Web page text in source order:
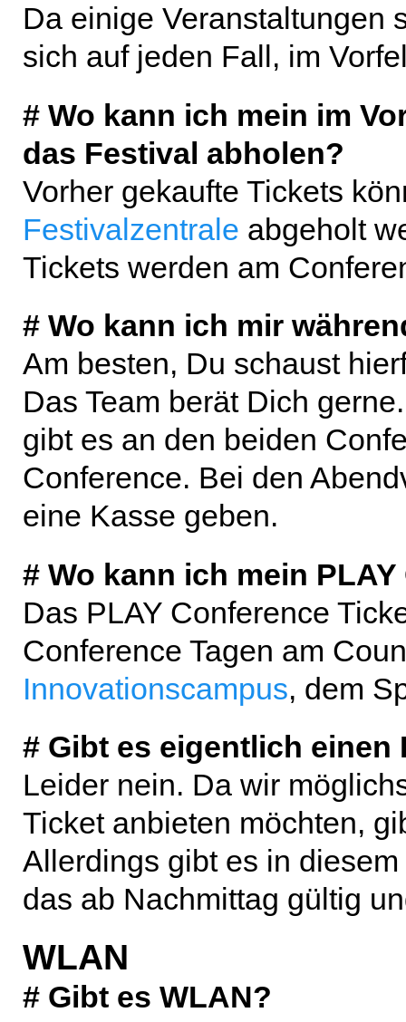
Da einige Veranstaltungen
sich auf jeden Fall, im
# Wo kann ich mein im
das Festival abholen?
Vorher gekaufte Tickets
Festivalzentrale abgeholt
Tickets werden am
# Wo kann ich mir
Am besten, Du schaust
Das Team berät Dich
gibt es an den beiden
Conference. Bei den
eine Kasse geben.
# Wo kann ich mein
Das PLAY Conference
Conference Tagen am
Innovationscampus, dem
# Gibt es eigentlich
Leider nein. Da wir
Ticket anbieten möchten,
Allerdings gibt es in
das ab Nachmittag gültig
WLAN
# Gibt es WLAN?